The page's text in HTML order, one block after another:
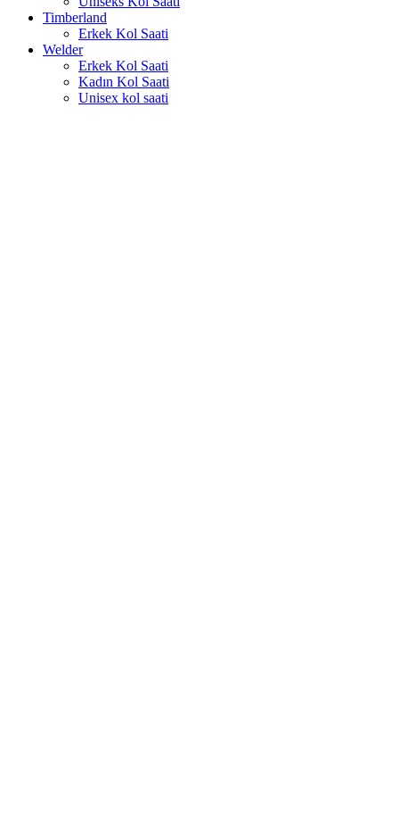
Timberland
Erkek Kol Saati
Welder
Erkek Kol Saati
Kadın Kol Saati
Unisex kol saati